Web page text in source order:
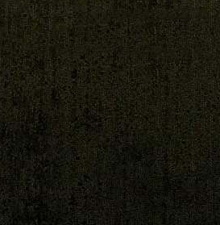
Détail Mur
Végétal avec
Colocasia fallax,
Charlotte
Vue à travers baie
vitrée, Capitol,
Charlotte